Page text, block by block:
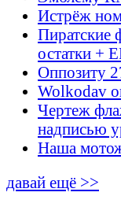
Истрёж
Пиратские
остатки +
Оппозиту
Wolkodav
Чертеж
надписью
Наша
давай ещё >>